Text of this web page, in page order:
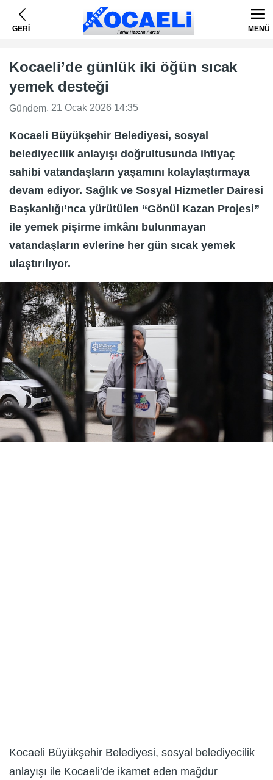
GERİ MENÜ
Kocaeli’de günlük iki öğün sıcak
yemek desteği
Gündem, 21 Ocak 2026 14:35
Kocaeli Büyükşehir Belediyesi, sosyal
belediyecilik anlayışı doğrultusunda ihtiyaç
sahibi vatandaşların yaşamını kolaylaştırmaya
devam ediyor. Sağlık ve Sosyal Hizmetler Dairesi
Başkanlığı’nca yürütülen “Gönül Kazan Projesi”
ile yemek pişirme imkânı bulunmayan
vatandaşların evlerine her gün sıcak yemek
ulaştırılıyor.
Kocaeli Büyükşehir Belediyesi, sosyal belediyecilik
anlayışı ile Kocaeli’de ikamet eden mağdur